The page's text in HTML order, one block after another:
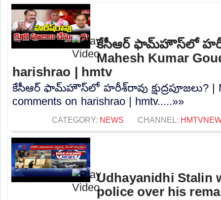
కేసీఆర్ ఫామ్‌హౌస్‌లో
Mahesh Kumar
harishrao | hmtv
కేసీఆర్ ఫామ్‌హౌస్‌లో హరీశ్‌రావు క్షుద్రపూజలు? |
comments on harishrao | hmtv.....»»
CATEGORY: NEWS CHANNEL:
Udhayanidhi Stalin
police over his